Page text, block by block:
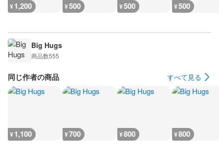
¥1,200 ¥500 ¥500 ¥500
Big Hugs
商品数555
同じ作者の商品 すべて見る
¥1,100 ¥700 ¥800 ¥800